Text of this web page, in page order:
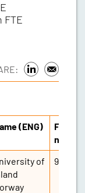
FTE
(ENG)
FTE
of
9 952